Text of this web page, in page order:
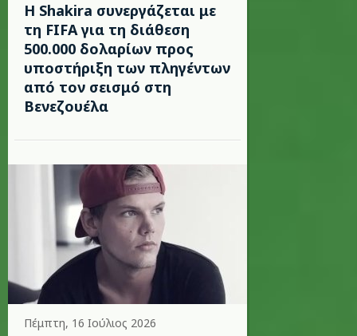
Η Shakira συνεργάζεται με
τη FIFA για τη διάθεση
500.000 δολαρίων προς
υποστήριξη των πληγέντων
από τον σεισμό στη
Βενεζουέλα
Πέμπτη, 16 Ιούλιος 2026